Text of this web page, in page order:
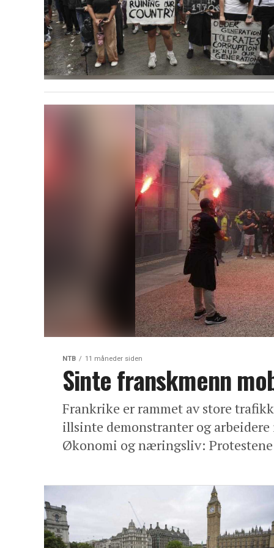
NTB 11 måneder siden
Sinte franskmenn
Frankrike er rammet av store
illsinte demonstranter og
Økonomi og næringsliv: